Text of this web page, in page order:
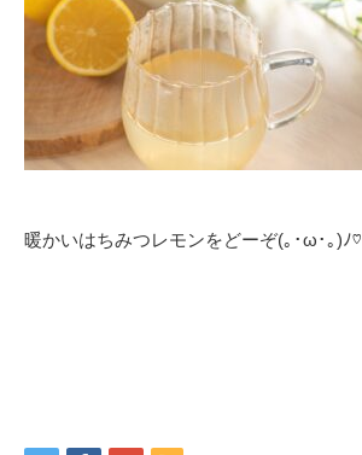
暖かいはちみつレモンをどーぞ(｡･ω･｡)ﾉ♡